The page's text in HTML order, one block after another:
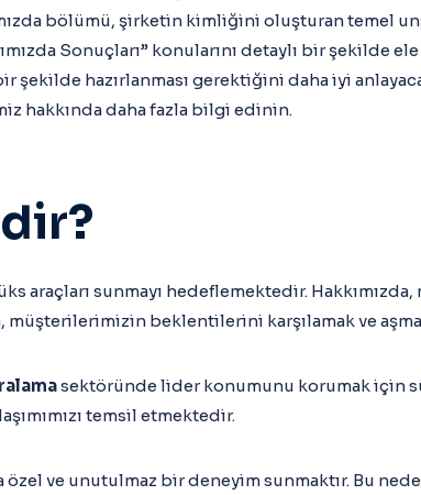
bölümü, şirketin kimliğini oluşturan temel
Sonuçları” konularını detaylı bir şekilde
hazırlanması gerektiğini daha iyi
hakkında daha fazla bilgi edinin.
araçları sunmayı hedeflemektedir.
müşterilerimizin beklentilerini karşılamak ve
sektöründe lider konumunu korumak için
temsil etmektedir.
ve unutulmaz bir deneyim sunmaktır. Bu